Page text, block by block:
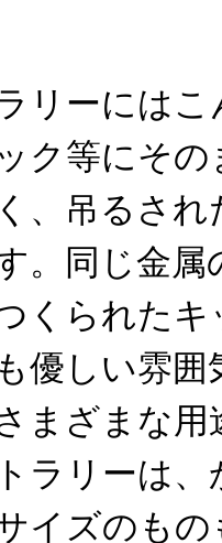
リーには
ク等にそ
、吊るさ
。同じ金
くられた
優しい雰
まざまな
ラリーは
イズのも